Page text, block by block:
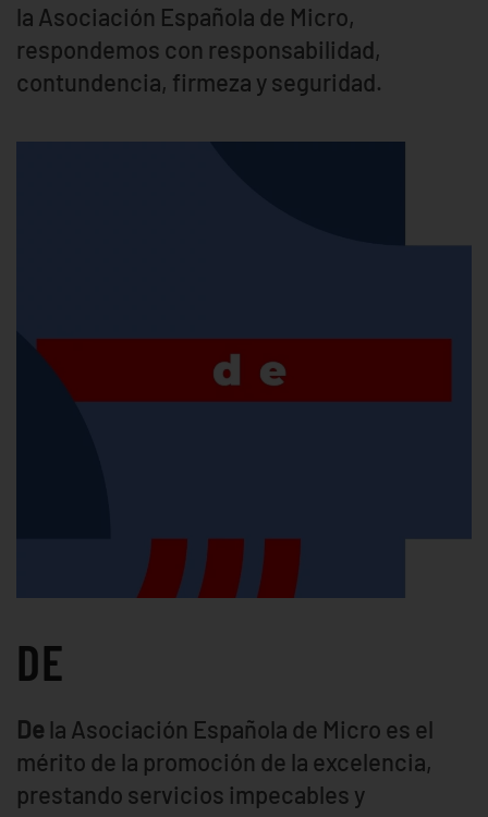
la Asociación Española de Micro,
respondemos con responsabilidad,
contundencia, firmeza y seguridad.
DE
De la Asociación Española de Micro es el
mérito de la promoción de la excelencia,
prestando servicios impecables y